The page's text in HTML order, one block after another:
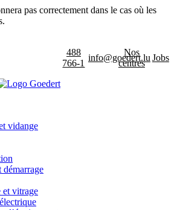
pas correctement dans le cas où les
488
766-1
info@goedert.lu
Nos
centres
Jobs
vidange
démarrage
et vitrage